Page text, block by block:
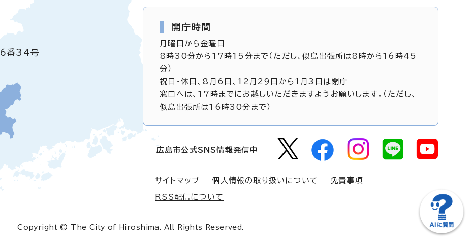
6番34号
開庁時間
月曜日から金曜日
8時30分から17時15分まで（ただし、似島出張所は8時から16時45
分）
祝日・休日、8月6日、12月29日から1月3日は閉庁
窓口へは、17時までにお越しいただきますようお願いします。（ただし、
似島出張所は16時30分まで）
広島市公式SNS情報発信中
サイトマップ 個人情報の取り扱いについて 免責事項
RSS配信について
Copyright © The City of Hiroshima. All Rights Reserved.